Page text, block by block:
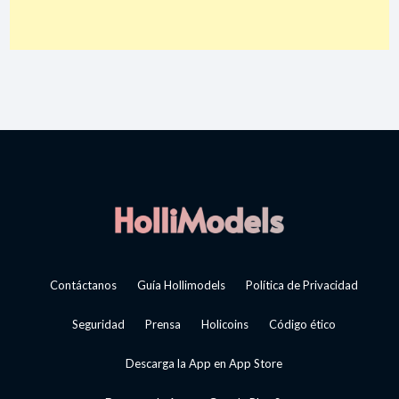
Contáctanos Guía Hollimodels Política de Privacidad
Seguridad Prensa Holicoins Código ético
Descarga la App en App Store